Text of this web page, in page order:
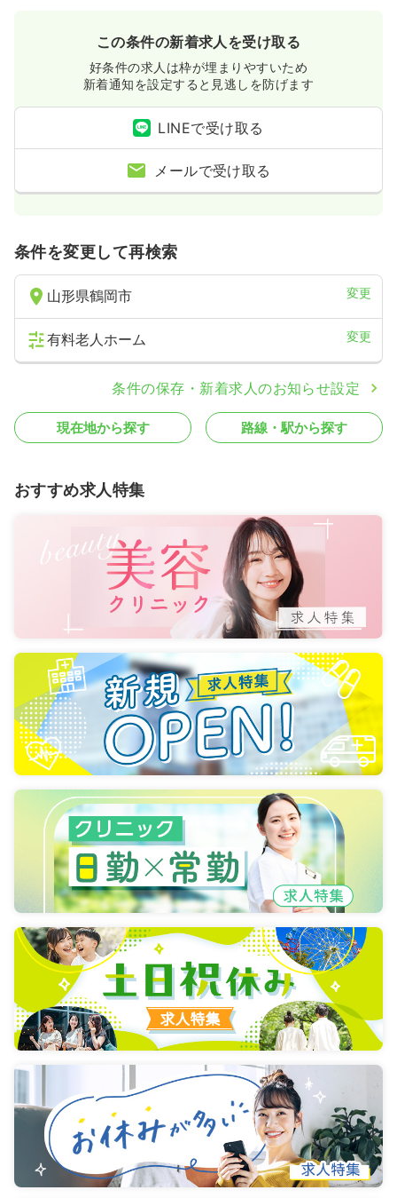
この条件の新着求人を受け取る
好条件の求人は枠が埋まりやすいため
新着通知を設定すると見逃しを防げます
LINEで受け取る
メールで受け取る
条件を変更して再検索
山形県鶴岡市 変更
有料老人ホーム 変更
条件の保存・新着求人のお知らせ設定
現在地から探す 路線・駅から探す
おすすめ求人特集